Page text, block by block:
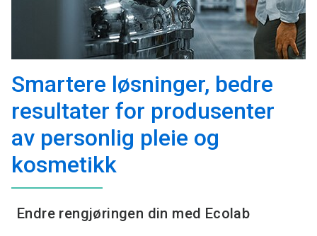
Smartere løsninger, bedre
resultater for produsenter
av personlig pleie og
kosmetikk
Endre rengjøringen din med Ecolab